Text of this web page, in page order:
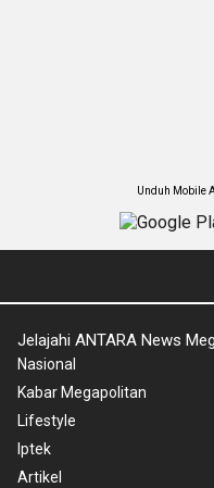
Unduh Mobile
Jelajahi ANTARA News
Nasional
Kabar Megapolitan
Lifestyle
Iptek
Artikel